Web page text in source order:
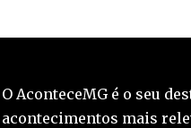
O AconteceMG é o seu
acontecimentos mais